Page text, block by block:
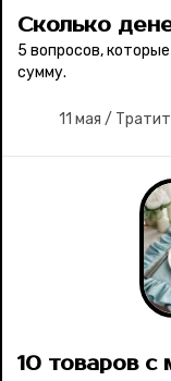
Сколько
5 вопросов,
сумму.
11 мая /
10 товаров с